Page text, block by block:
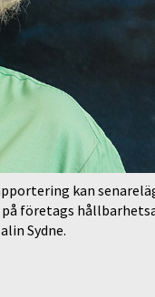
kan
företags
Sydne.